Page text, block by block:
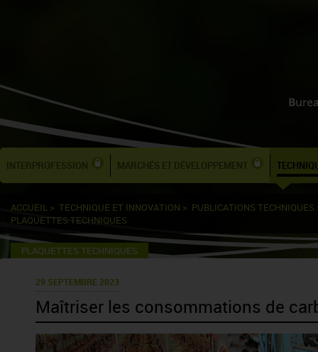
INTERPROFESSION MARCHÉS ET DÉVELOPPEMENT
ACCUEIL > TECHNIQUE ET INNOVATION > PUBLICATIONS TECHNIQUES
PLAQUETTES TECHNIQUES
PLAQUETTES TECHNIQUES
29 SEPTEMBRE 2023
Maîtriser les consommations de